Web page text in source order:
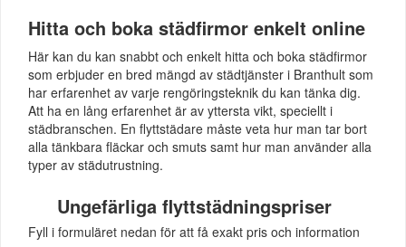
Hitta och boka städfirmor enkelt online
Här kan du kan snabbt och enkelt hitta och boka städfirmor
som erbjuder en bred mängd av städtjänster i Branthult som
har erfarenhet av varje rengöringsteknik du kan tänka dig.
Att ha en lång erfarenhet är av yttersta vikt, speciellt i
städbranschen. En flyttstädare måste veta hur man tar bort
alla tänkbara fläckar och smuts samt hur man använder alla
typer av städutrustning.
Ungefärliga flyttstädningspriser
Fyll i formuläret nedan för att få exakt pris och information